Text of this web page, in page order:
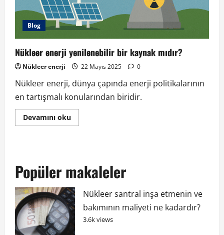
Blog
Nükleer enerji yenilenebilir bir kaynak mıdır?
Nükleer enerji 22 Mayıs 2025 0
Nükleer enerji, dünya çapında enerji politikalarının
en tartışmalı konularından biridir.
Devamını okuΕίναι
η
hakkında
daha
fazla
bilgi
edinin
Popüler makaleler
Nükleer santral inşa etmenin ve
bakımının maliyeti ne kadardır?
3.6k views